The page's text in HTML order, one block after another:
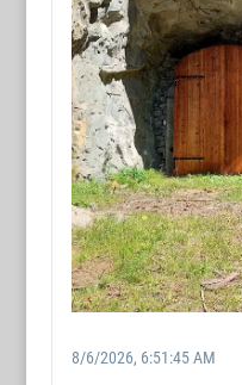
8/6/2026, 6:51:45 AM